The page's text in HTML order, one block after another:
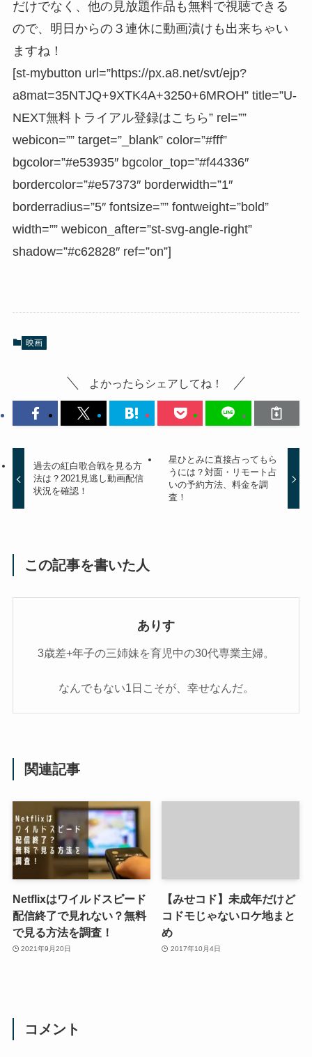
だけでなく、他の見放題作品も無料で視聴できる
ので、明日からの３連休に動画漬けも出来ちゃい
ますね！
[st-mybutton url=”https://px.a8.net/svt/ejp?
a8mat=35NTJQ+9XTK4A+3250+6MROH” title=”U-
NEXT無料トライアル登録はこちら” rel=””
webicon=”” target=”_blank” color=”#fff”
bgcolor=”#e53935″ bgcolor_top=”#f44336″
bordercolor=”#e57373″ borderwidth=”1″
borderradius=”5″ fontsize=”” fontweight=”bold”
width=”” webicon_after=”st-svg-angle-right”
shadow=”#c62828″ ref=”on”]
映画
よかったらシェアしてね！
過去の紅白歌合戦を見る方
法は？2021見逃し動画配信
状況を確認！
星ひとみに直接占ってもら
うには？対面・リモート占
いの予約方法、料金を調
査！
この記事を書いた人
ありす
3歳差+年子の三姉妹を育児中の30代専業主婦。
なんでもない1日こそが、幸せなんだ。
関連記事
Netflixはワイルドスピード
配信終了で見れない？無料
で見る方法を調査！
2021年9月20日
【みせコド】未成年だけど
コドモじゃないロケ地まと
め
2017年10月4日
コメント